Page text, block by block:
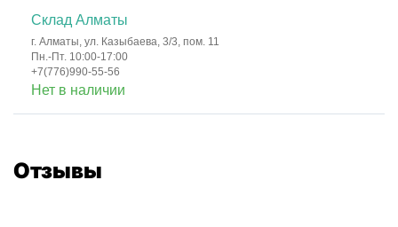
Склад Алматы
г. Алматы, ул. Казыбаева, 3/3, пом. 11
Пн.-Пт. 10:00-17:00
+7(776)990-55-56
Нет в наличии
Отзывы